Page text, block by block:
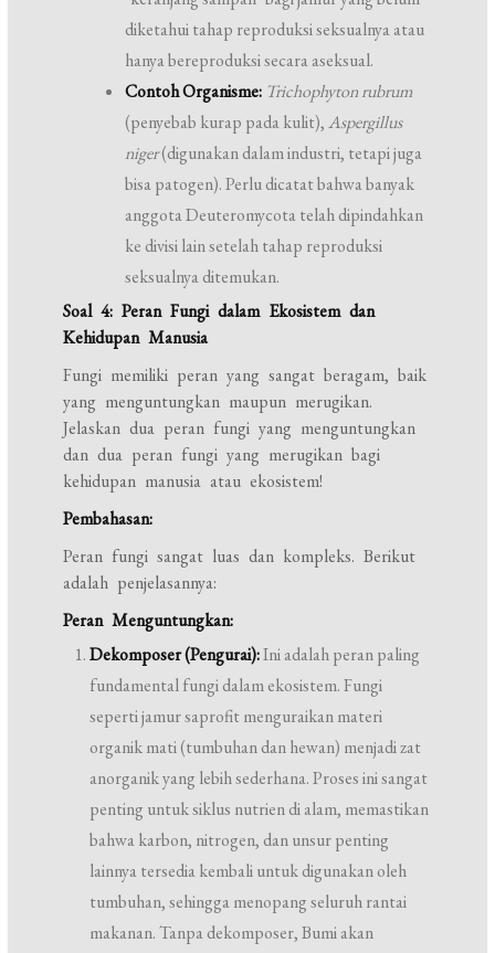
diketahui tahap reproduksi seksualnya atau
hanya bereproduksi secara aseksual.
Contoh Organisme: Trichophyton rubrum
(penyebab kurap pada kulit),Aspergillus
niger(digunakan dalam industri, tetapi juga
bisa patogen). Perlu dicatat bahwa banyak
anggota Deuteromycota telah dipindahkan
ke divisi lain setelah tahap reproduksi
seksualnya ditemukan.
Soal 4: Peran Fungi dalam Ekosistem dan
Kehidupan Manusia
Fungi memiliki peran yang sangat beragam, baik
yang menguntungkan maupun merugikan.
Jelaskan dua peran fungi yang menguntungkan
dan dua peran fungi yang merugikan bagi
kehidupan manusia atau ekosistem!
Pembahasan:
Peran fungi sangat luas dan kompleks. Berikut
adalah penjelasannya:
Peran Menguntungkan:
Dekomposer (Pengurai):Ini adalah peran paling
fundamental fungi dalam ekosistem. Fungi
seperti jamur saprofit menguraikan materi
organik mati (tumbuhan dan hewan) menjadi zat
anorganik yang lebih sederhana. Proses ini sangat
penting untuk siklus nutrien di alam, memastikan
bahwa karbon, nitrogen, dan unsur penting
lainnya tersedia kembali untuk digunakan oleh
tumbuhan, sehingga menopang seluruh rantai
makanan. Tanpa dekomposer, Bumi akan